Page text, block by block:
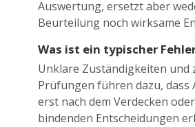
Auswertung, ersetzt aber
Beurteilung noch wirksame
Was ist ein typischer
Unklare Zuständigkeiten und
Prüfungen führen dazu, dass
erst nach dem Verdecken
bindenden Entscheidungen